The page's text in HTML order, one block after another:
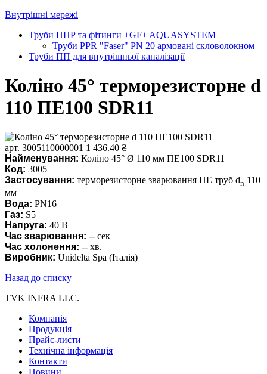
Внутрішні мережі
Труби ППР та фітинги +GF+ AQUASYSTEM
Труби PPR "Faser" PN 20 армовані скловолокном
Труби ПП для внутрішньої каналізації
Коліно 45° терморезисторне d
110 ПЕ100 SDR11
арт. 3005110000001 1 436.40 ₴
Найменування: Коліно 45° Ø 110 мм ПЕ100 SDR11
Код: 3005
Застосування: терморезисторне зварювання ПЕ труб dn 110
мм
Вода: PN16
Газ: S5
Напруга: 40 В
Час зварювання: -- сек
Час холонення: -- хв.
Виробник: Unidelta Spa (Італія)
Назад до списку
TVK INFRA LLC.
Компанія
Продукція
Прайс-листи
Технічна інформація
Контакти
Новини